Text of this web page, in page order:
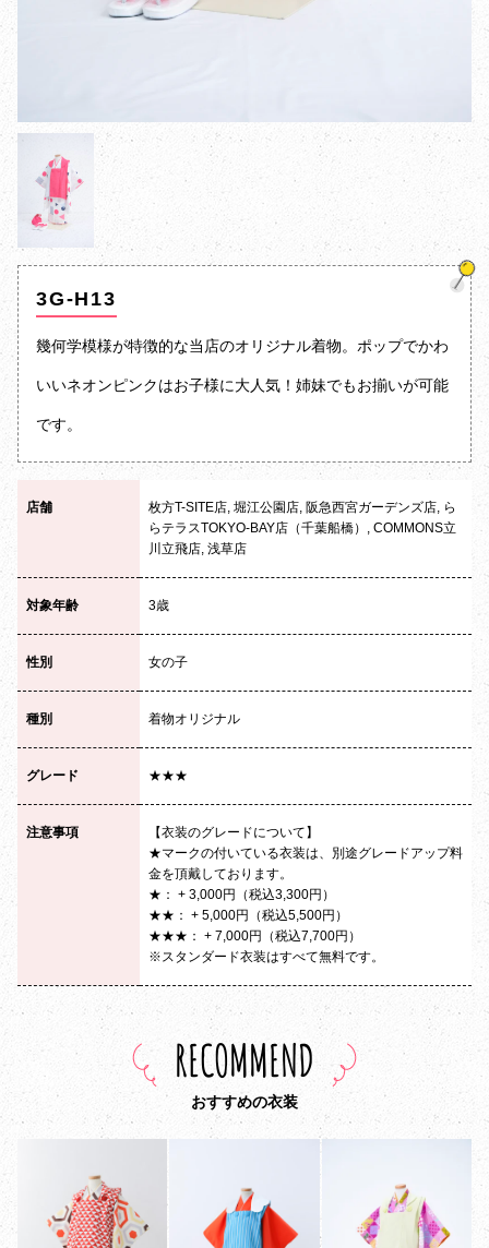
3G-H13
幾何学模様が特徴的な当店のオリジナル着物。ポップでかわ
いいネオンピンクはお子様に大人気！姉妹でもお揃いが可能
です。
店舗
枚方T-SITE店, 堀江公園店, 阪急西宮ガーデンズ店, ら
らテラスTOKYO-BAY店（千葉船橋）, COMMONS立
川立飛店, 浅草店
対象年齢 3歳
性別 女の子
種別 着物オリジナル
グレード ★★★
注意事項
【衣装のグレードについて】
★マークの付いている衣装は、別途グレードアップ料
金を頂戴しております。
★： + 3,000円（税込3,300円）
★★： + 5,000円（税込5,500円）
★★★： + 7,000円（税込7,700円）
※スタンダード衣装はすべて無料です。
RECOMMEND
おすすめの衣装